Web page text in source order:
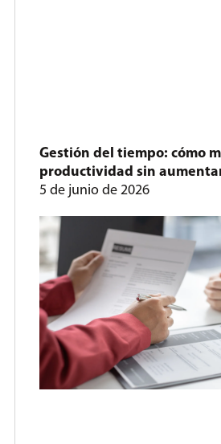
Gestión del tiempo: cómo
productividad sin
5 de junio de 2026